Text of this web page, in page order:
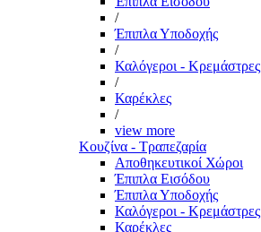
/
Έπιπλα Υποδοχής
/
Καλόγεροι - Κρεμάστρες
/
Καρέκλες
/
view more
Κουζίνα - Τραπεζαρία
Αποθηκευτικοί Χώροι
Έπιπλα Εισόδου
Έπιπλα Υποδοχής
Καλόγεροι - Κρεμάστρες
Καρέκλες